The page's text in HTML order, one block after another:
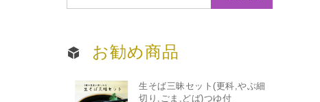
お勧め商品
生そば三昧セット(更科,やぶ細
切り,ごま,どば)つゆ付